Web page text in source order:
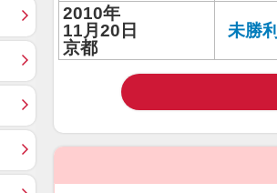
2010年
11月20日
京都
未勝利